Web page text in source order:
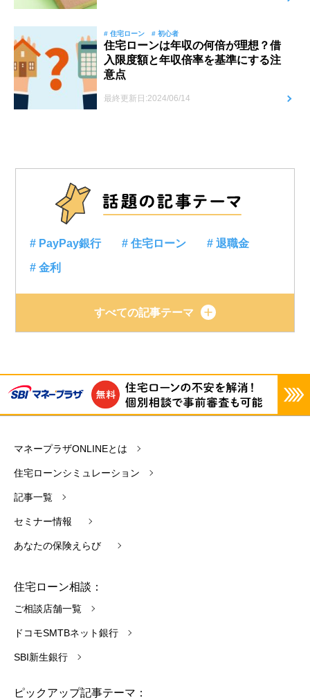
# 住宅ローン # 初心者
住宅ローンは年収の何倍が理想？借
入限度額と年収倍率を基準にする注
意点
最終更新日:2024/06/14
# PayPay銀行 # 住宅ローン # 退職金
# 金利
すべての記事テーマ
マネープラザONLINEとは
住宅ローンシミュレーション
記事一覧
セミナー情報
あなたの保険えらび
住宅ローン相談：
ご相談店舗一覧
ドコモSMTBネット銀行
SBI新生銀行
ピックアップ記事テーマ：